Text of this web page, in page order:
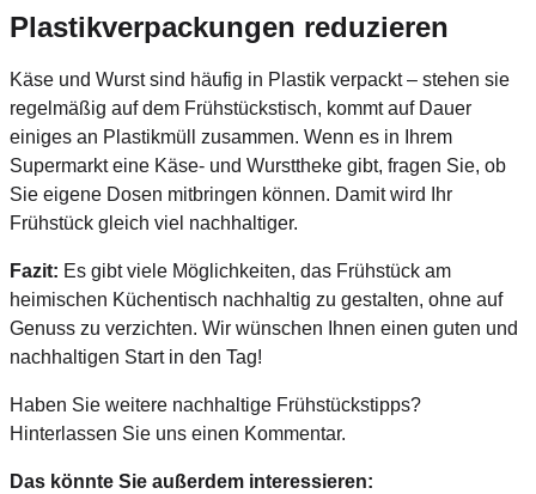
Plastikverpackungen reduzieren
Käse und Wurst sind häufig in Plastik verpackt – stehen sie
regelmäßig auf dem Frühstückstisch, kommt auf Dauer
einiges an Plastikmüll zusammen. Wenn es in Ihrem
Supermarkt eine Käse- und Wursttheke gibt, fragen Sie, ob
Sie eigene Dosen mitbringen können. Damit wird Ihr
Frühstück gleich viel nachhaltiger.
Fazit: Es gibt viele Möglichkeiten, das Frühstück am
heimischen Küchentisch nachhaltig zu gestalten, ohne auf
Genuss zu verzichten. Wir wünschen Ihnen einen guten und
nachhaltigen Start in den Tag!
Haben Sie weitere nachhaltige Frühstückstipps?
Hinterlassen Sie uns einen Kommentar.
Das könnte Sie außerdem interessieren: